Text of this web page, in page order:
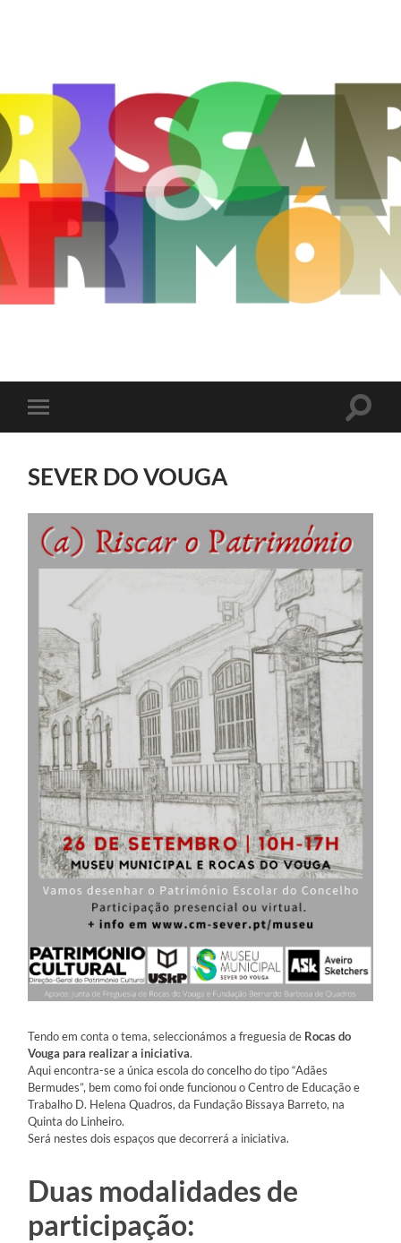
Toggle
mobile
Toggle
SEVER DO VOUGA
Tendo em conta o tema, seleccionámos a freguesia de Rocas do
Vouga para realizar a iniciativa.
Aqui encontra-se a única escola do concelho do tipo “Adães
Bermudes”, bem como foi onde funcionou o Centro de Educação e
Trabalho D. Helena Quadros, da Fundação Bissaya Barreto, na
Quinta do Linheiro.
Será nestes dois espaços que decorrerá a iniciativa.
Duas modalidades de
participação: